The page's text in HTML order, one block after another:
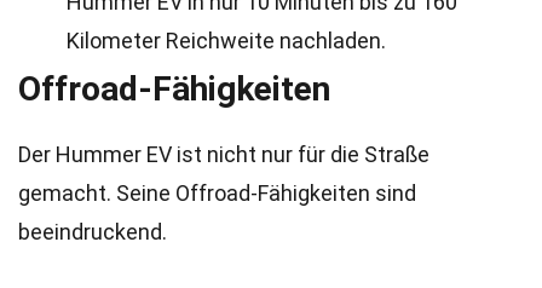
Kilometer Reichweite nachladen.
Offroad-Fähigkeiten
Der Hummer EV ist nicht nur für die Straße
gemacht. Seine Offroad-Fähigkeiten sind
beeindruckend.